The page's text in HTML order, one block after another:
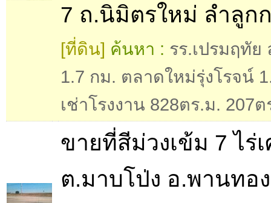
7 ถ.นิมิตรใหม่ ลำลูก
[ที่ดิน] ค้นหา : รร.เปรมฤทัย
1.7 กม. ตลาดใหม่รุ่งโรจน์
เช่าโรงงาน 828ตร.ม. 207ต
ขายที่สีม่วงเข้ม 7 ไร่
ต.มาบโป่ง อ.พานทอง